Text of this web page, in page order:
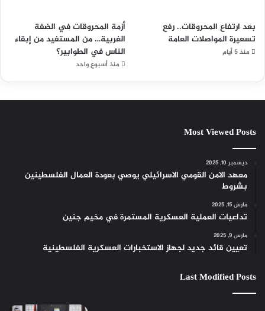
بعد ارتفاع المحروقات.. رفع
تسعيرة المواصلات العامة
منذ 5 أيام
أزمة المحروقات في الضفة
الغربية… من المستفيد من إبقاء
الناس في الطوابير؟
منذ أسبوع واحد
Most Viewed Posts
ديسمبر 10, 2025
معهد الامن القومي الاسرائيلي يوصي بعودة العمال الفلسطينين
بشروط
مارس 15, 2025
تداعيات العملية العسكرية المستمرة في مخيم جنين
مارس 9, 2025
تعيين قائد جديد لجهاز الاستخبارات العسكرية الفلسطينية
Last Modified Posts